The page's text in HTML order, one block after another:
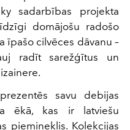
sadarbības projekta
domājošu radošo
īpašo cilvēces dāvanu –
radīt sarežģītus un
savu debijas
ēkā, kas ir latviešu
piemineklis. Kolekcijas